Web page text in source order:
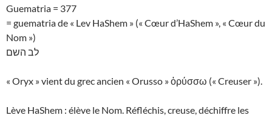
Guematria = 377
= guematria de « Lev HaShem » (« Cœur d’HaShem », « Cœur du
Nom »)
לב השם
« Oryx » vient du grec ancien « Orusso » ὀρύσσω (« Creuser »).
Lève HaShem : élève le Nom. Réfléchis, creuse, déchiffre les